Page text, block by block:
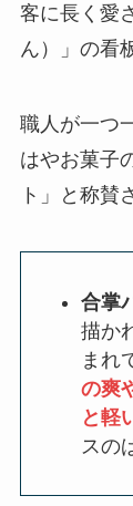
客に長く愛
ん）」の看
職人が一つ
はやお菓子
ト」と称賛
合掌
描か
まれ
の爽
と軽
スの